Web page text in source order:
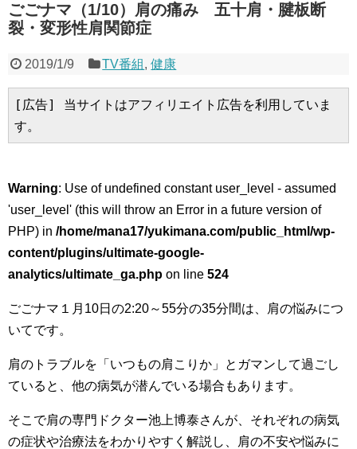
ごごナマ（1/10）肩の痛み 五十肩・腱板断
裂・変形性肩関節症
2019/1/9 TV番組 ,健康
[広告] 当サイトはアフィリエイト広告を利用していま
す。
Warning: Use of undefined constant user_level - assumed
'user_level' (this will throw an Error in a future version of
PHP) in /home/mana17/yukimana.com/public_html/wp-
content/plugins/ultimate-google-
analytics/ultimate_ga.php on line 524
ごごナマ１月10日の2:20～55分の35分間は、肩の悩みにつ
いてです。
肩のトラブルを「いつもの肩こりか」とガマンして過ごし
ていると、他の病気が潜んでいる場合もあります。
そこで肩の専門ドクター池上博泰さんが、それぞれの病気
の症状や治療法をわかりやすく解説し、肩の不安や悩みに